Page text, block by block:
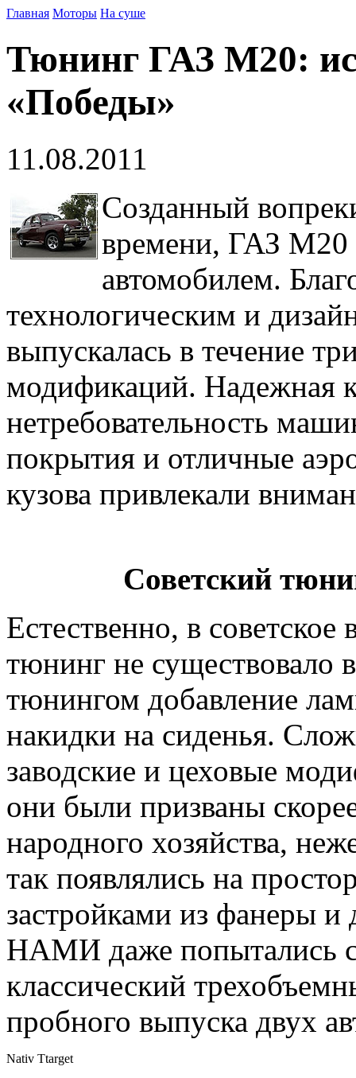
Главная Моторы На суше
Тюнинг ГАЗ М20:
«Победы»
11.08.2011
Созданный
времени, ГАЗ М20
автомобилем.
технологическим и
выпускалась в течение
модификаций. Надежная
нетребовательность
покрытия и отличные
кузова привлекали
Советский
Естественно, в советское
тюнинг не существовало
тюнингом добавление
накидки на сиденья.
заводские и цеховые
они были призваны
народного хозяйства,
так появлялись на
застройками из фанеры
НАМИ даже попытались
классический
пробного выпуска двух
Nativ Ttarget